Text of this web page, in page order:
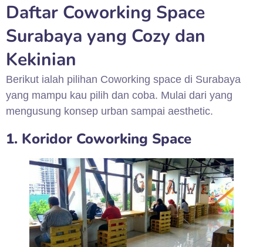
Daftar Coworking Space
Surabaya yang Cozy dan
Kekinian
Berikut ialah pilihan Coworking space di Surabaya
yang mampu kau pilih dan coba. Mulai dari yang
mengusung konsep urban sampai aesthetic.
1. Koridor Coworking Space